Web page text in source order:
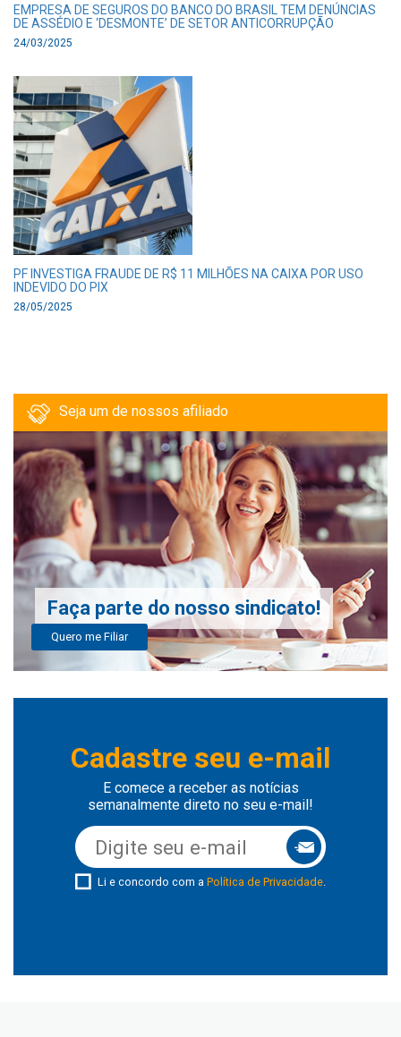
EMPRESA DE SEGUROS DO BANCO DO BRASIL TEM DENÚNCIAS
DE ASSÉDIO E ‘DESMONTE’ DE SETOR ANTICORRUPÇÃO
24/03/2025
PF INVESTIGA FRAUDE DE R$ 11 MILHÕES NA CAIXA POR USO
INDEVIDO DO PIX
28/05/2025
Seja um de nossos afiliado
Faça parte do nosso sindicato!
Quero me Filiar
Cadastre seu e-mail
E comece a receber as notícias
semanalmente direto no seu e-mail!
Li e concordo com a Política de Privacidade.